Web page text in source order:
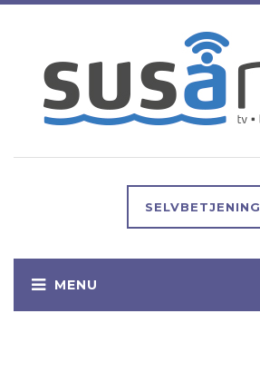
SELVBETJENING